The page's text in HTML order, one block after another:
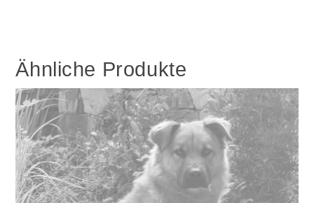
Ähnliche Produkte